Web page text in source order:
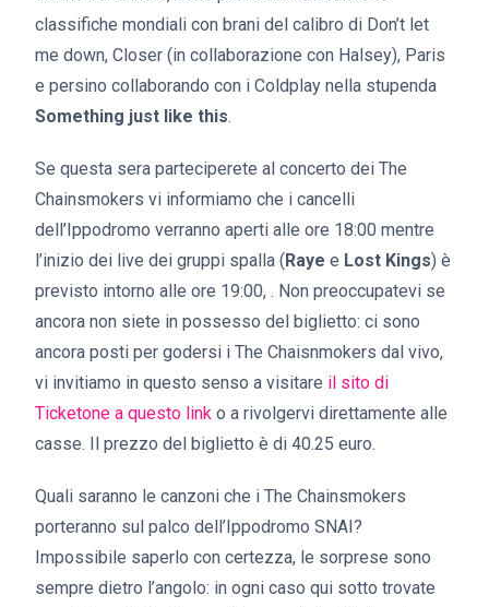
classifiche mondiali con brani del calibro di Don’t let
me down, Closer (in collaborazione con Halsey), Paris
e persino collaborando con i Coldplay nella stupenda
Something just like this.
Se questa sera parteciperete al concerto dei The
Chainsmokers vi informiamo che i cancelli
dell’Ippodromo verranno aperti alle ore 18:00 mentre
l’inizio dei live dei gruppi spalla (Raye e Lost Kings) è
previsto intorno alle ore 19:00, . Non preoccupatevi se
ancora non siete in possesso del biglietto: ci sono
ancora posti per godersi i The Chaisnmokers dal vivo,
vi invitiamo in questo senso a visitare il sito di
Ticketone a questo link o a rivolgervi direttamente alle
casse. Il prezzo del biglietto è di 40.25 euro.
Quali saranno le canzoni che i The Chainsmokers
porteranno sul palco dell’Ippodromo SNAI?
Impossibile saperlo con certezza, le sorprese sono
sempre dietro l’angolo: in ogni caso qui sotto trovate